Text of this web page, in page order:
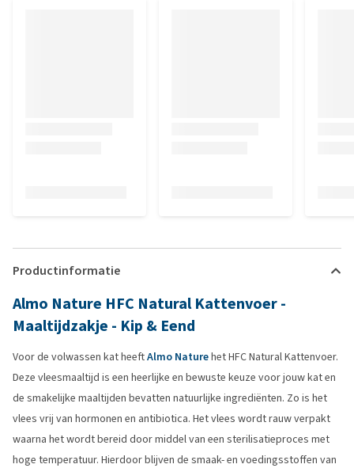
Productinformatie
Almo Nature HFC Natural Kattenvoer -
Maaltijdzakje - Kip & Eend
Voor de volwassen kat heeftAlmo Naturehet HFC Natural Kattenvoer.
Deze vleesmaaltijd is een heerlijke en bewuste keuze voor jouw kat en
de smakelijke maaltijden bevatten natuurlijke ingrediënten. Zo is het
vlees vrij van hormonen en antibiotica. Het vlees wordt rauw verpakt
waarna het wordt bereid door middel van een sterilisatieproces met
hoge temperatuur. Hierdoor blijven de smaak- en voedingsstoffen van